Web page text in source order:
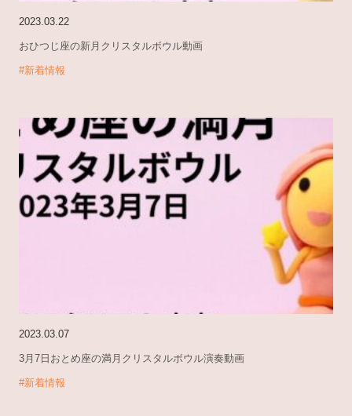
2023.03.22
おひつじ座の新月クリスタルボウル動画
#新着情報
2023.03.07
3月7日おとめ座の満月クリスタルボウル演奏動画
#新着情報